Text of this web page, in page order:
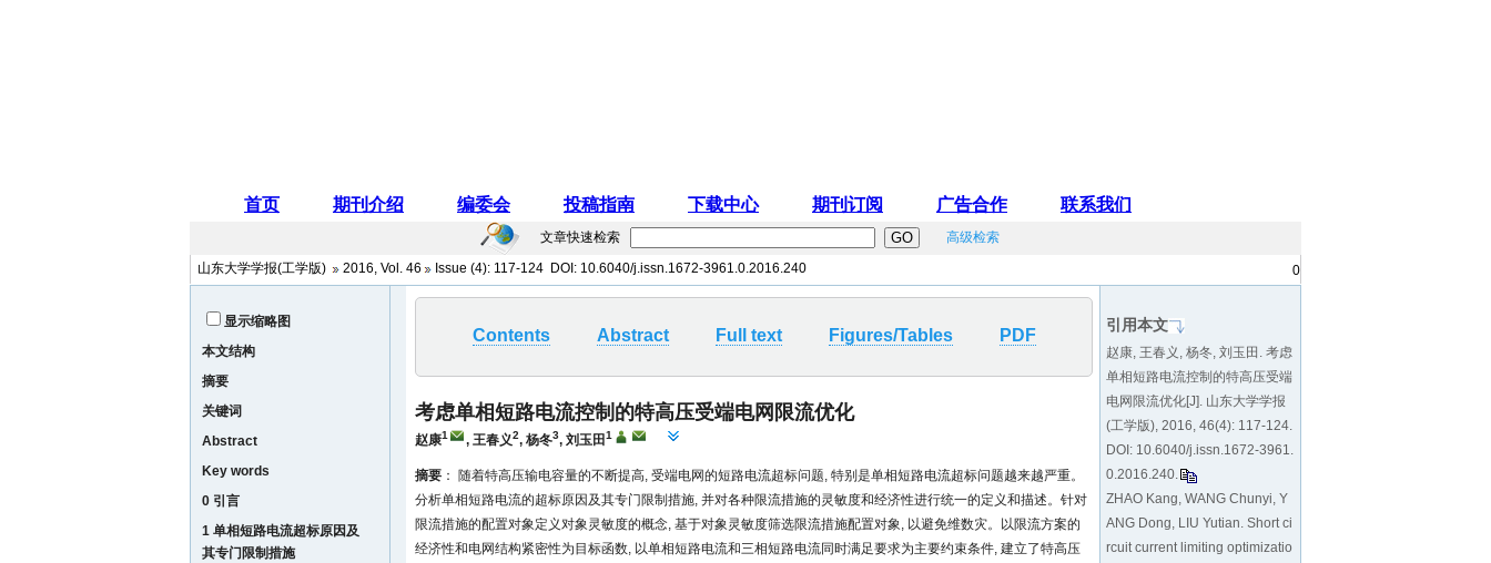
文章快速检索
高级检索
山东大学学报(工学版)
2016, Vol. 46 Issue (4): 117-124 DOI: 10.6040/j.issn.1672-3961.0.2016.240 0
显示缩略图
本文结构
摘要
关键词
Abstract
Key words
0 引言
1 单相短路电流超标原因及
其专门限制措施
引用本文
赵康, 王春义, 杨冬, 刘玉田. 考虑
单相短路电流控制的特高压受端
电网限流优化[J]. 山东大学学报
(工学版), 2016, 46(4): 117-124.
DOI: 10.6040/j.issn.1672-3961.
0.2016.240.
ZHAO Kang, WANG Chunyi, Y
ANG Dong, LIU Yutian. Short ci
rcuit current limiting optimizatio
Contents Abstract Full text Figures/Tables PDF
考虑单相短路电流控制的特高压受端电网限流优化
赵康1 , 王春义2, 杨冬3, 刘玉田1
摘要 ： 随着特高压输电容量的不断提高, 受端电网的短路电流超标问题, 特别是单相短路电流超标问题越来越严重。
分析单相短路电流的超标原因及其专门限制措施, 并对各种限流措施的灵敏度和经济性进行统一的定义和描述。针对
限流措施的配置对象定义对象灵敏度的概念, 基于对象灵敏度筛选限流措施配置对象, 以避免维数灾。以限流方案的
经济性和电网结构紧密性为目标函数, 以单相短路电流和三相短路电流同时满足要求为主要约束条件, 建立了特高压